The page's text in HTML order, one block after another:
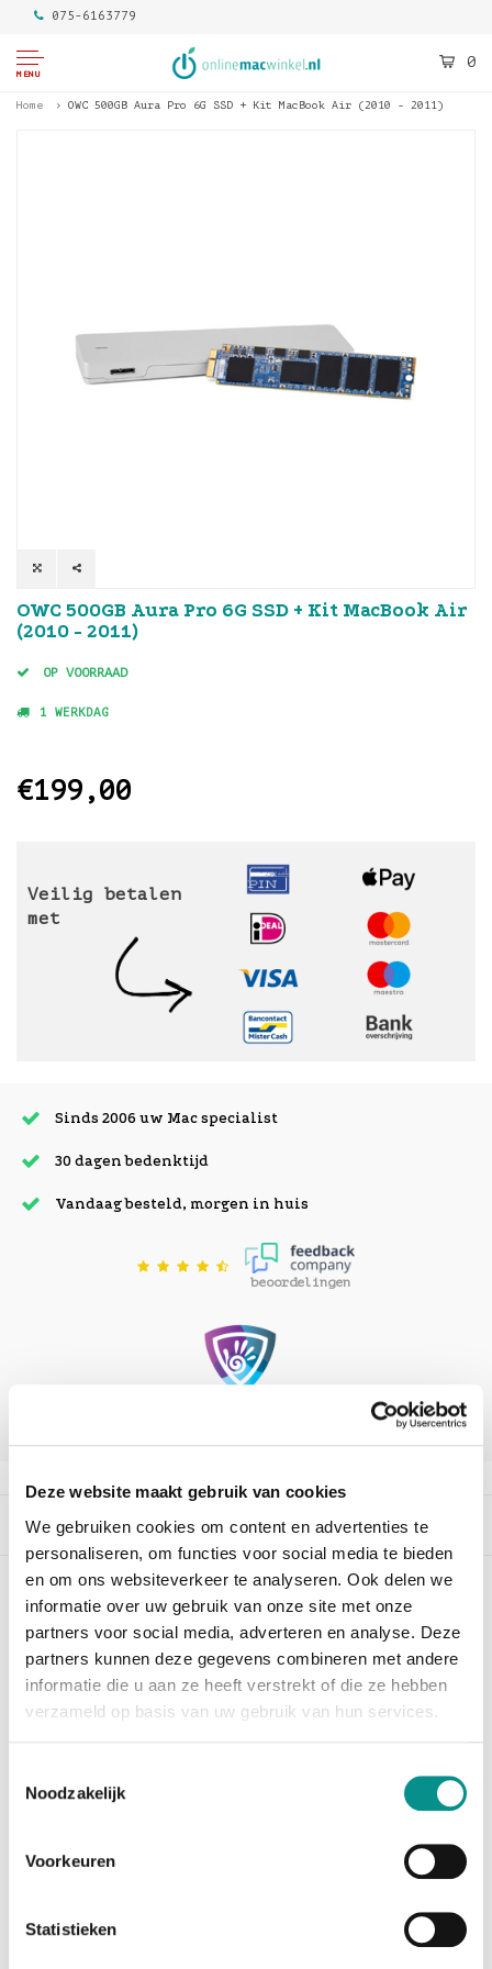
Deze website maakt gebruik van cookies
We gebruiken cookies om content en advertenties te
personaliseren, om functies voor social media te bieden
en om ons websiteverkeer te analyseren. Ook delen we
informatie over uw gebruik van onze site met onze
partners voor social media, adverteren en analyse. Deze
partners kunnen deze gegevens combineren met andere
informatie die u aan ze heeft verstrekt of die ze hebben
verzameld op basis van uw gebruik van hun services.
Noodzakelijk
Voorkeuren
Statistieken
075-6163779
MENU
0
Home OWC 500GB Aura Pro 6G SSD + Kit MacBook Air (2010 - 2011)
OWC 500GB Aura Pro 6G SSD + Kit MacBook Air
(2010 - 2011)
OP VOORRAAD
1 WERKDAG
€199,00
Veilig betalen
met
Sinds 2006 uw Mac specialist
30 dagen bedenktijd
Vandaag besteld, morgen in huis
beoordelingen
Beschrijving
OWC 500GB Aura Pro 6G SSD + Envoy kit
MacBook Air (2010-2011)
Te weinig opslagcapaciteit in uw MacBook Air? De OWC
500GB Aura Pro 6G SSD biedt uitkomst. Vervang de
huidige SSD voor deze 500GB grote SSD en u kunt
Hiervindt u de installatiehandleiding voor het
installeren van het besturingssysteem op de nieuwe
1 x USB3.0 behuizing voor de SSD uit de MacBook Air